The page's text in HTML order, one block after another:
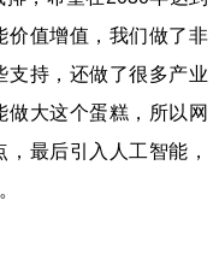
价值增值，我们做了非
支持，还做了很多产业
大这个蛋糕，所以网
最后引入人工智能，